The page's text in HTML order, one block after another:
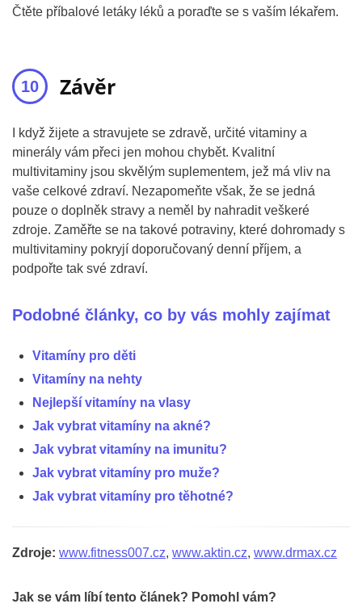
Čtěte příbalové letáky léků a poraďte se s vaším lékařem.
Závěr
I když žijete a stravujete se zdravě, určité vitaminy a
minerály vám přeci jen mohou chybět. Kvalitní
multivitaminy jsou skvělým suplementem, jež má vliv na
vaše celkové zdraví. Nezapomeňte však, že se jedná
pouze o doplněk stravy a neměl by nahradit veškeré
zdroje. Zaměřte se na takové potraviny, které dohromady s
multivitaminy pokryjí doporučovaný denní příjem, a
podpořte tak své zdraví.
Podobné články, co by vás mohly zajímat
Vitamíny pro děti
Vitamíny na nehty
Nejlepší vitamíny na vlasy
Jak vybrat vitamíny na akné?
Jak vybrat vitamíny na imunitu?
Jak vybrat vitamíny pro muže?
Jak vybrat vitamíny pro těhotné?
Zdroje: www.fitness007.cz, www.aktin.cz, www.drmax.cz
Jak se vám líbí tento článek? Pomohl vám?